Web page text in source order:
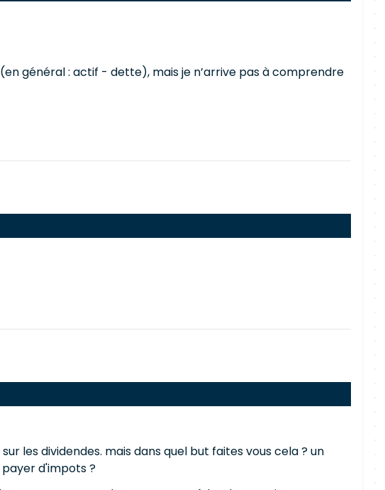
général : actif - dette), mais je n’arrive pas à comprendre
les dividendes. mais dans quel but faites vous cela ? un
d'impots ?